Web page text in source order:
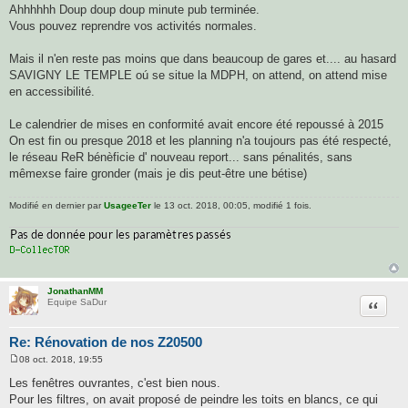
Ahhhhhh Doup doup doup minute pub terminée.
Vous pouvez reprendre vos activités normales.
Mais il n'en reste pas moins que dans beaucoup de gares et.... au hasard
SAVIGNY LE TEMPLE oú se situe la MDPH, on attend, on attend mise
en accessibilité.
Le calendrier de mises en conformité avait encore été repoussé à 2015
On est fin ou presque 2018 et les planning n'a toujours pas été respecté,
le réseau ReR bénèficie d' nouveau report... sans pénalités, sans
mêmexse faire gronder (mais je dis peut-être une bétise)
Modifié en dernier par UsageeTer le 13 oct. 2018, 00:05, modifié 1 fois.
JonathanMM
Equipe SaDur
Re: Rénovation de nos Z20500
e
s
s
08 oct. 2018, 19:55
Les fenêtres ouvrantes, c'est bien nous.
Pour les filtres, on avait proposé de peindre les toits en blancs, ce qui